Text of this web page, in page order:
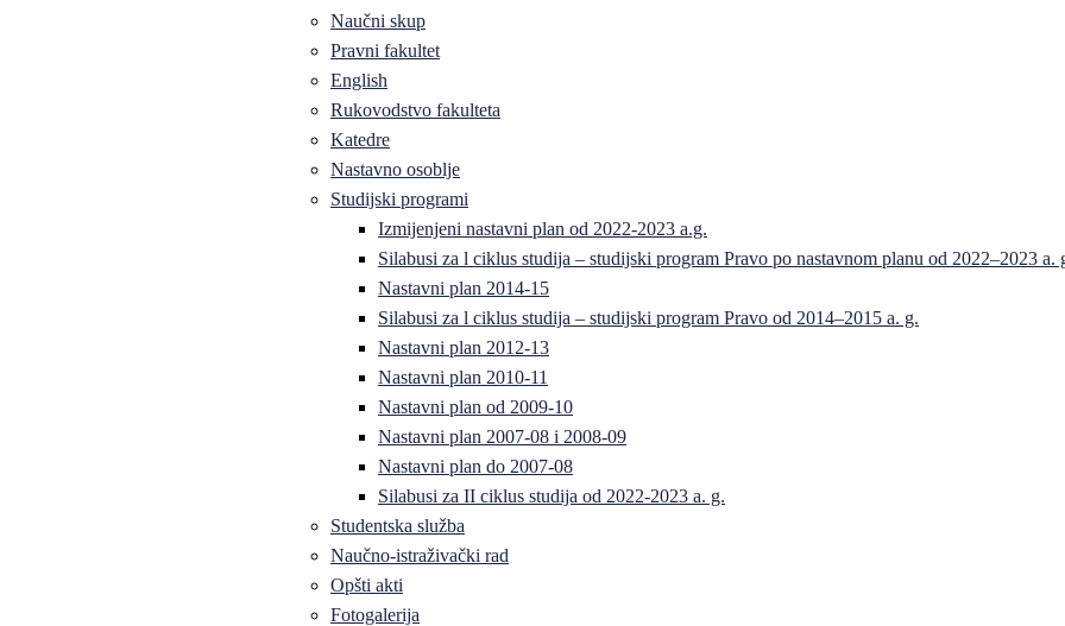
Naučni skup
Pravni fakultet
English
Rukovodstvo fakulteta
Katedre
Nastavno osoblje
Studijski programi
Izmijenjeni nastavni plan od 2022-2023 a.g.
Silabusi za l ciklus studija – studijski program Pravo po nastavnom planu od 2022–2023 a.
Nastavni plan 2014-15
Silabusi za l ciklus studija – studijski program Pravo od 2014–2015 a. g.
Nastavni plan 2012-13
Nastavni plan 2010-11
Nastavni plan od 2009-10
Nastavni plan 2007-08 i 2008-09
Nastavni plan do 2007-08
Silabusi za II ciklus studija od 2022-2023 a. g.
Studentska služba
Naučno-istraživački rad
Opšti akti
Fotogalerija